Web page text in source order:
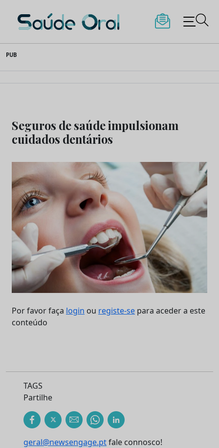
to
content
Saúde Oral
PUB
Seguros de saúde impulsionam
cuidados dentários
Por favor faça login ou registe-se para aceder a este
conteúdo
TAGS
Partilhe
geral@newsengage.ptfale connosco!